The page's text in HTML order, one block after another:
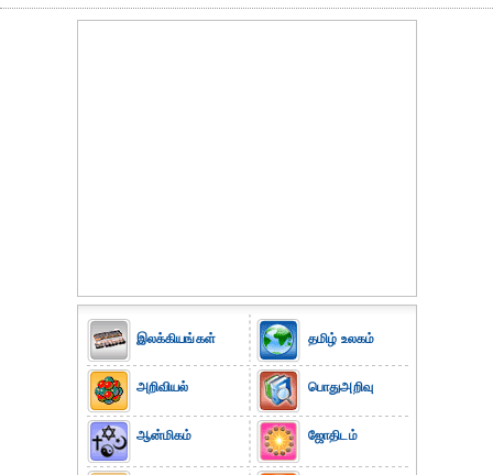
இலக்கியங்கள்
அறிவியல்
ஆன்மிகம்
தமிழ் உலகம்
பொதுஅறிவு
ஜோதிடம்